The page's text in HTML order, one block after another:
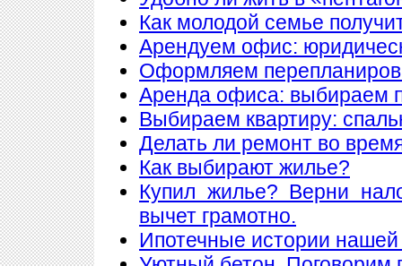
Как молодой семье
Арендуем офис:
Оформляем
Аренда офиса: выбираем
Выбираем квартиру:
Делать ли ремонт во
Как выбирают жилье?
Купил жилье? Верни
вычет грамотно.
Ипотечные истории нашей